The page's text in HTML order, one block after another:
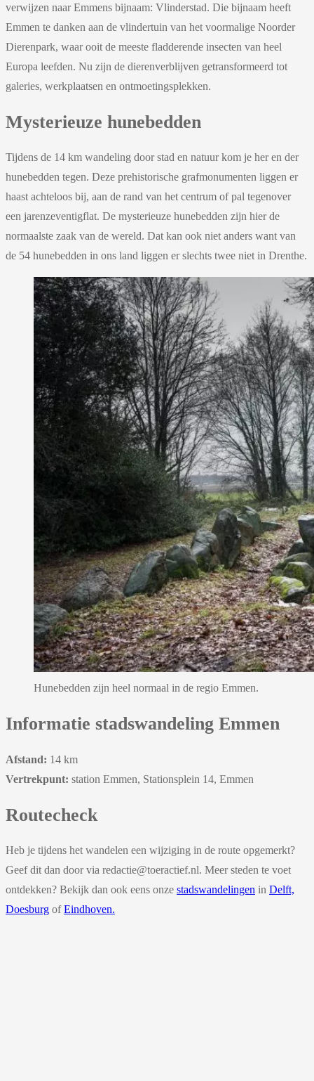
verwijzen naar Emmens bijnaam: Vlinderstad. Die bijnaam heeft
Emmen te danken aan de vlindertuin van het voormalige Noorder
Dierenpark, waar ooit de meeste fladderende insecten van heel
Europa leefden. Nu zijn de dierenverblijven getransformeerd tot
galeries, werkplaatsen en ontmoetingsplekken.
Mysterieuze hunebedden
Tijdens de 14 km wandeling door stad en natuur kom je her en der
hunebedden tegen. Deze prehistorische grafmonumenten liggen er
haast achteloos bij, aan de rand van het centrum of pal tegenover
een jarenzeventigflat. De mysterieuze hunebedden zijn hier de
normaalste zaak van de wereld. Dat kan ook niet anders want van
de 54 hunebedden in ons land liggen er slechts twee niet in Drenthe.
Hunebedden zijn heel normaal in de regio Emmen.
Informatie stadswandeling Emmen
Afstand: 14 km
Vertrekpunt: station Emmen, Stationsplein 14, Emmen
Routecheck
Heb je tijdens het wandelen een wijziging in de route opgemerkt?
Geef dit dan door via redactie@toeractief.nl. Meer steden te voet
ontdekken? Bekijk dan ook eens onze stadswandelingen in Delft,
Doesburg ofEindhoven.